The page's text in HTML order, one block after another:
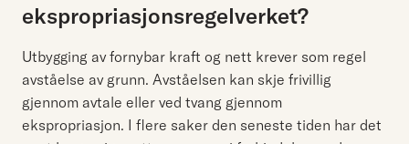
ekspropriasjonsregelverket?
Utbygging av fornybar kraft og nett krever som regel
avståelse av grunn. Avståelsen kan skje frivillig
gjennom avtale eller ved tvang gjennom
ekspropriasjon. I flere saker den seneste tiden har det